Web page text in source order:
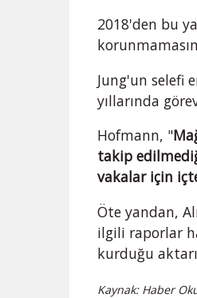
2018'den bu
Jung'un selefi
yıllarında
Hofmann, "
takip
vakalar için
Öte yandan,
ilgili raporlar
kurduğu
Kaynak: Haber